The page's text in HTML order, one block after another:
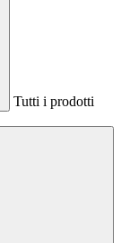
Tutti i prodotti